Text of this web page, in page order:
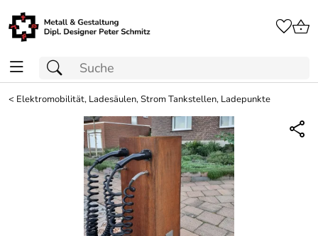
< Elektromobilität, Ladesäulen, Strom Tankstellen, Ladepunkte